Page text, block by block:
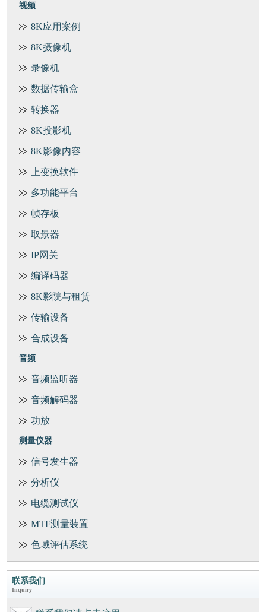
视频
8K应用案例
8K摄像机
录像机
数据传输盒
转换器
8K投影机
8K影像内容
上变换软件
多功能平台
帧存板
取景器
IP网关
编译码器
8K影院与租赁
传输设备
合成设备
音频
音频监听器
音频解码器
功放
测量仪器
信号发生器
分析仪
电缆测试仪
MTF测量装置
色域评估系统
联系我们
Inquiry